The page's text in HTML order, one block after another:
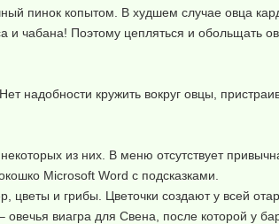
пинок копытом. В худшем случае овца
и чабана! Поэтому цепляться и обольщать
надобности кружить вокруг овцы,
из них. В меню отсутствует
Microsoft Word с подсказками.
цветы и грибы. Цветочки создают у всей
виагра для Свена, после которой у